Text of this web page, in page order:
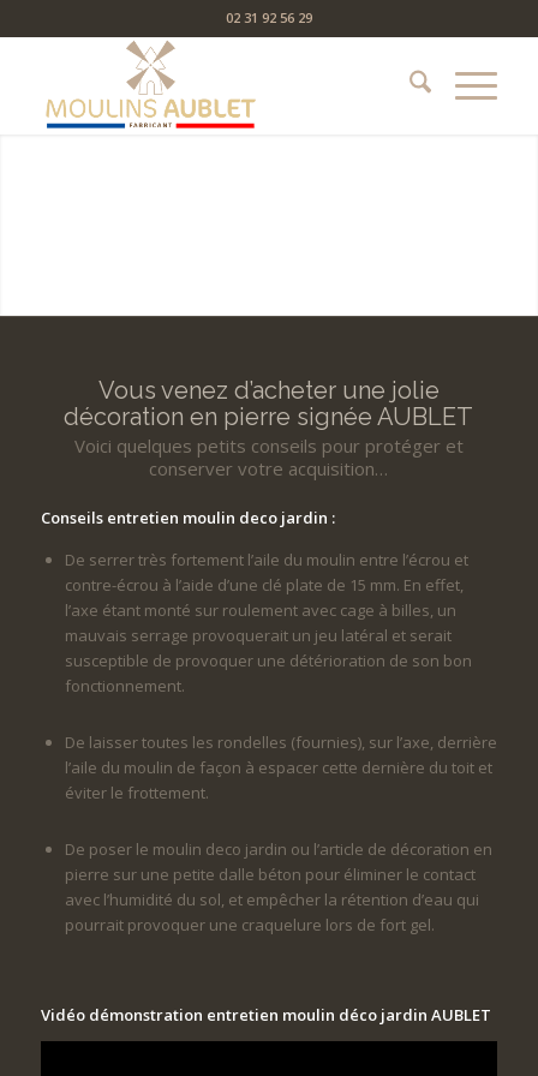
02 31 92 56 29
Vous venez d’acheter une jolie
décoration en pierre signée AUBLET
Voici quelques petits conseils pour protéger et
conserver votre acquisition…
Conseils entretien moulin deco jardin :
De serrer très fortement l’aile du moulin entre l’écrou et
contre-écrou à l’aide d’une clé plate de 15 mm. En effet,
l’axe étant monté sur roulement avec cage à billes, un
mauvais serrage provoquerait un jeu latéral et serait
susceptible de provoquer une détérioration de son bon
fonctionnement.
De laisser toutes les rondelles (fournies), sur l’axe, derrière
l’aile du moulin de façon à espacer cette dernière du toit et
éviter le frottement.
De poser le moulin deco jardin ou l’article de décoration en
pierre sur une petite dalle béton pour éliminer le contact
avec l’humidité du sol, et empêcher la rétention d’eau qui
pourrait provoquer une craquelure lors de fort gel.
Vidéo démonstration entretien moulin déco jardin AUBLET